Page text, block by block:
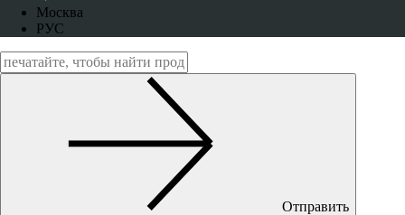
Москва
РУС
Отправить